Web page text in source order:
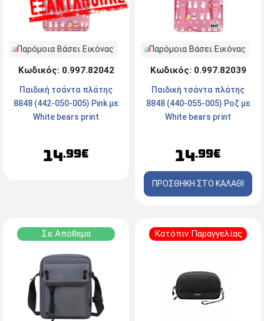
Παρόμοια Βάσει Εικόνας
Κωδικός: 0.997.82042
Παιδική τσάντα πλάτης
8848 (442-050-005) Pink με
White bears print
14.99€
Παρόμοια Βάσει Εικόνας
Κωδικός: 0.997.82039
Παιδική τσάντα πλάτης
8848 (440-055-005) Ροζ με
White bears print
14.99€
ΠΡΟΣΘΗΚΗ ΣΤΟ ΚΑΛΑΘΙ
Σε Απόθεμα Κατόπιν Παραγγελίας